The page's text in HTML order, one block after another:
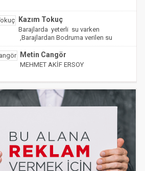
Kazım Tokuç
Barajlarda yeterli su varken
,Barajlardan Bodruma verilen su
miktarı yarıya indirilmiş!
Metin Cangör
MEHMET AKİF ERSOY